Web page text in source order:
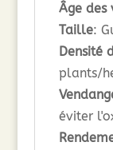
Âge des
Taille:
Densité
plants/
éviter